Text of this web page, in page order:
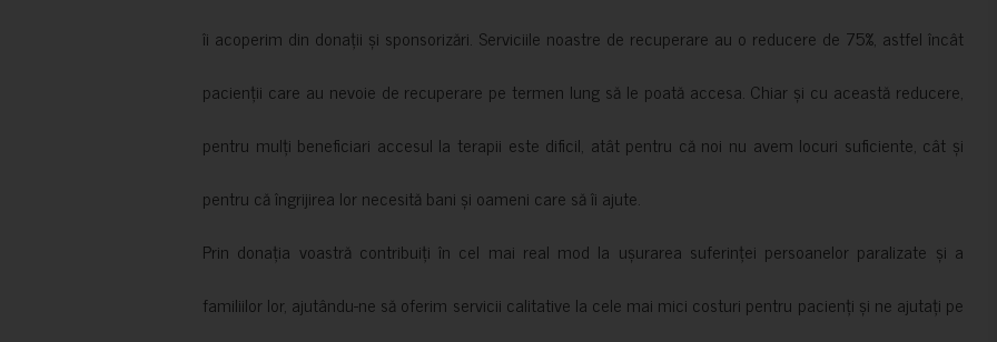
îi acoperim din donații și sponsorizări. Serviciile noastre de recuperare au o reducere de 75%, astfel încât
pacienții care au nevoie de recuperare pe termen lung să le poată accesa. Chiar și cu această reducere,
pentru mulți beneficiari accesul la terapii este dificil, atât pentru că noi nu avem locuri suficiente, cât și
pentru că îngrijirea lor necesită bani și oameni care să îi ajute.
Prin donația voastră contribuiți în cel mai real mod la ușurarea suferinței persoanelor paralizate și a
familiilor lor, ajutându-ne să oferim servicii calitative la cele mai mici costuri pentru pacienți și ne ajutați pe